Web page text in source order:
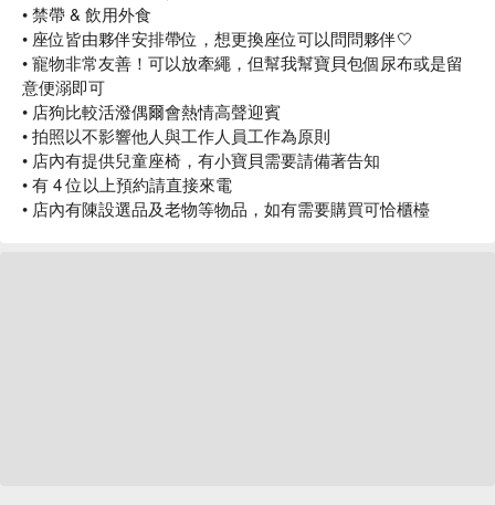
還沒吃過的朋友別說沒愛過
致日子很想要跟你交個朋友
有時間來漢口街 200 號坐坐
來致日子共享每一個好
#高雄咖啡廳 #高雄美食 #寵物友善
咖啡 / 茶飲 / 甜點 / 輕食 / 空間 / 品味
• 禁帶 & 飲用外食
• 座位皆由夥伴安排帶位，想更換座位可以問問夥伴🤍
• 寵物非常友善！可以放牽繩，但幫我幫寶貝包個尿布或是留
意便溺即可
• 店狗比較活潑偶爾會熱情高聲迎賓
• 拍照以不影響他人與工作人員工作為原則
• 店內有提供兒童座椅，有小寶貝需要請備著告知
• 有 4 位以上預約請直接來電
• 店內有陳設選品及老物等物品，如有需要購買可恰櫃檯